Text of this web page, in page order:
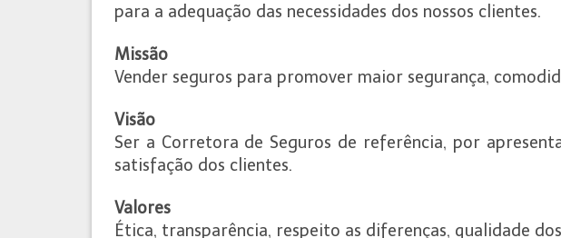
para a adequação das necessidades dos nossos clientes.
Missão
Vender seguros para promover maior segurança,
Visão
Ser a Corretora de Seguros de referência, por
satisfação dos clientes.
Valores
Ética, transparência, respeito as diferenças, qualidade